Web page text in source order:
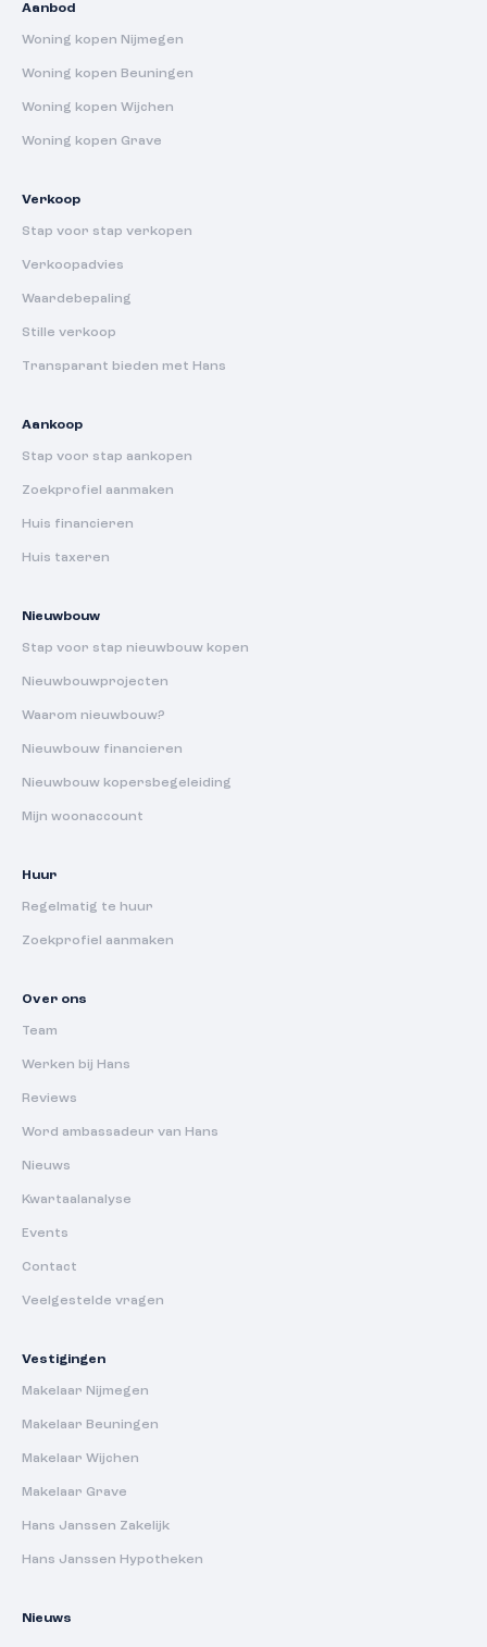
Aanbod
Woning kopen Nijmegen
Woning kopen Beuningen
Woning kopen Wijchen
Woning kopen Grave
Verkoop
Stap voor stap verkopen
Verkoopadvies
Waardebepaling
Stille verkoop
Transparant bieden met Hans
Aankoop
Stap voor stap aankopen
Zoekprofiel aanmaken
Huis financieren
Huis taxeren
Nieuwbouw
Stap voor stap nieuwbouw kopen
Nieuwbouwprojecten
Waarom nieuwbouw?
Nieuwbouw financieren
Nieuwbouw kopersbegeleiding
Mijn woonaccount
Huur
Regelmatig te huur
Zoekprofiel aanmaken
Over ons
Team
Werken bij Hans
Reviews
Word ambassadeur van Hans
Nieuws
Kwartaalanalyse
Events
Contact
Veelgestelde vragen
Vestigingen
Makelaar Nijmegen
Makelaar Beuningen
Makelaar Wijchen
Makelaar Grave
Hans Janssen Zakelijk
Hans Janssen Hypotheken
Nieuws